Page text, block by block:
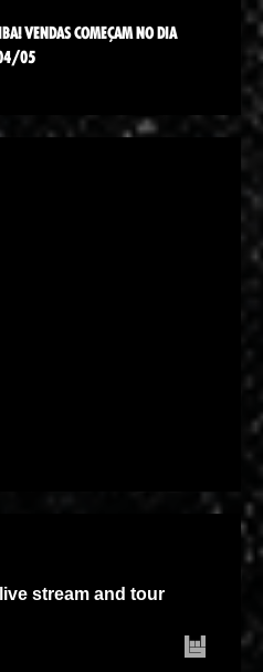
VENDAS COMEÇAM NO DIA
05
stream and tour